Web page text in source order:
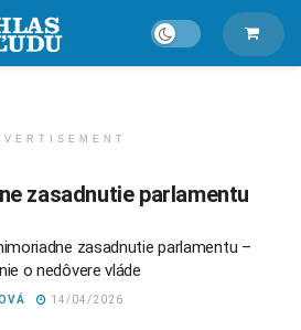
zasadnutie parlamentu
zasadnutie parlamentu –
o nedôvere vláde
14/04/2026